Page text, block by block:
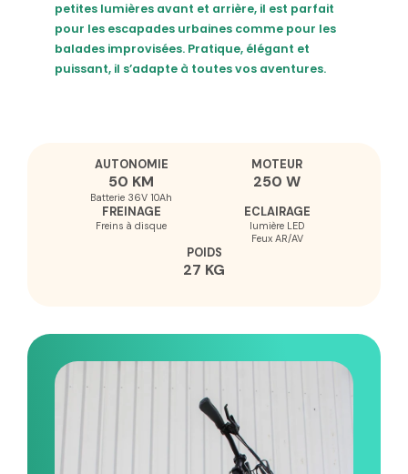
petites lumières avant et arrière, il est parfait
pour les escapades urbaines comme pour les
balades improvisées. Pratique, élégant et
puissant, il s’adapte à toutes vos aventures.
AUTONOMIE
50 KM
Batterie 36V 10Ah
MOTEUR
250 W
FREINAGE
Freins à disque
ECLAIRAGE
lumière LED
Feux AR/AV
POIDS
27 KG